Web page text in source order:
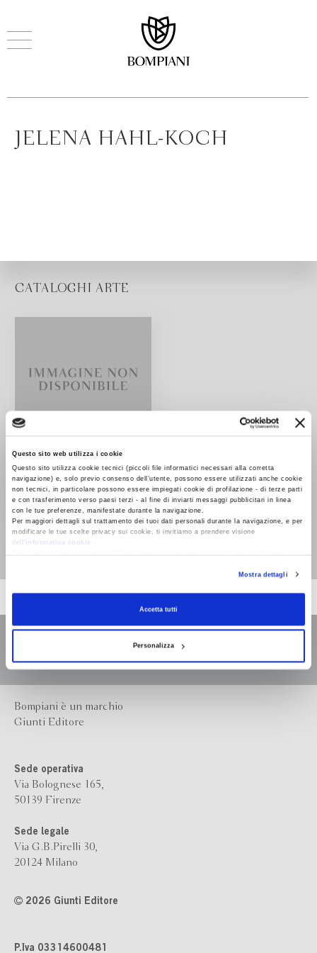
Questo sito web utilizza i cookie
Questo sito utilizza cookie tecnici (piccoli file informatici necessari alla corretta
navigazione) e, solo previo consenso dell’utente, possono essere utilizzati anche cookie
non tecnici, in particolare possono essere impiegati cookie di profilazione - di terze parti
e con trasferimento verso paesi terzi - al fine di inviarti messaggi pubblicitari in linea
con le tue preferenze, manifestate durante la navigazione.
Per maggiori dettagli sul trattamento dei tuoi dati personali durante la navigazione, e per
modificare le tue scelte privacy sui cookie, ti invitiamo a prendere visione
dell’
informativa cookie
RevocaMostra dettagli
Accetta tutti
Personalizza
JELENA HAHL-KOCH
CATALOGHI ARTE
Kandinsky
Jelena Hahl-Koch
Bompiani è un marchio
Giunti Editore
Sede operativa
Via Bolognese 165,
50139 Firenze
Sede legale
Via G.B.Pirelli 30,
20124 Milano
2026 Giunti Editore
P.Iva 03314600481